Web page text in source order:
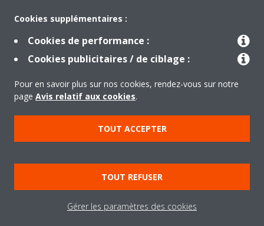
Solutions
À propos de Daikin
Copyright © Daikin
Mentions légales
Avis relatif aux cookies
Politique de confidentialité des données
Cookies supplémentaires :
Cookies de performance :
Cookies publicitaires / de ciblage :
Pour en savoir plus sur nos cookies, rendez-vous sur notre
page Avis relatif aux cookies.
TOUT ACCEPTER
TOUT REFUSER
Gérer les paramètres des cookies